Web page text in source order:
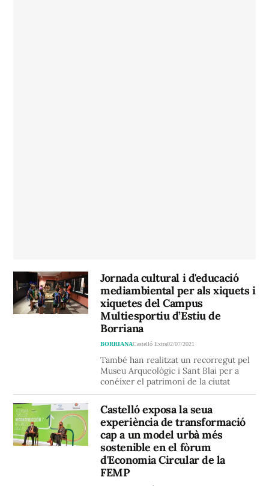
Jornada cultural i d'educació
mediambiental per als xiquets i
xiquetes del Campus
Multiesportiu d’Estiu de
Borriana
BORRIANACastelló Extra02/07/2021
També han realitzat un recorregut pel
Museu Arqueològic i Sant Blai per a
conéixer el patrimoni de la ciutat
Castelló exposa la seua
experiència de transformació
cap a un model urbà més
sostenible en el fòrum
d'Economia Circular de la
FEMP